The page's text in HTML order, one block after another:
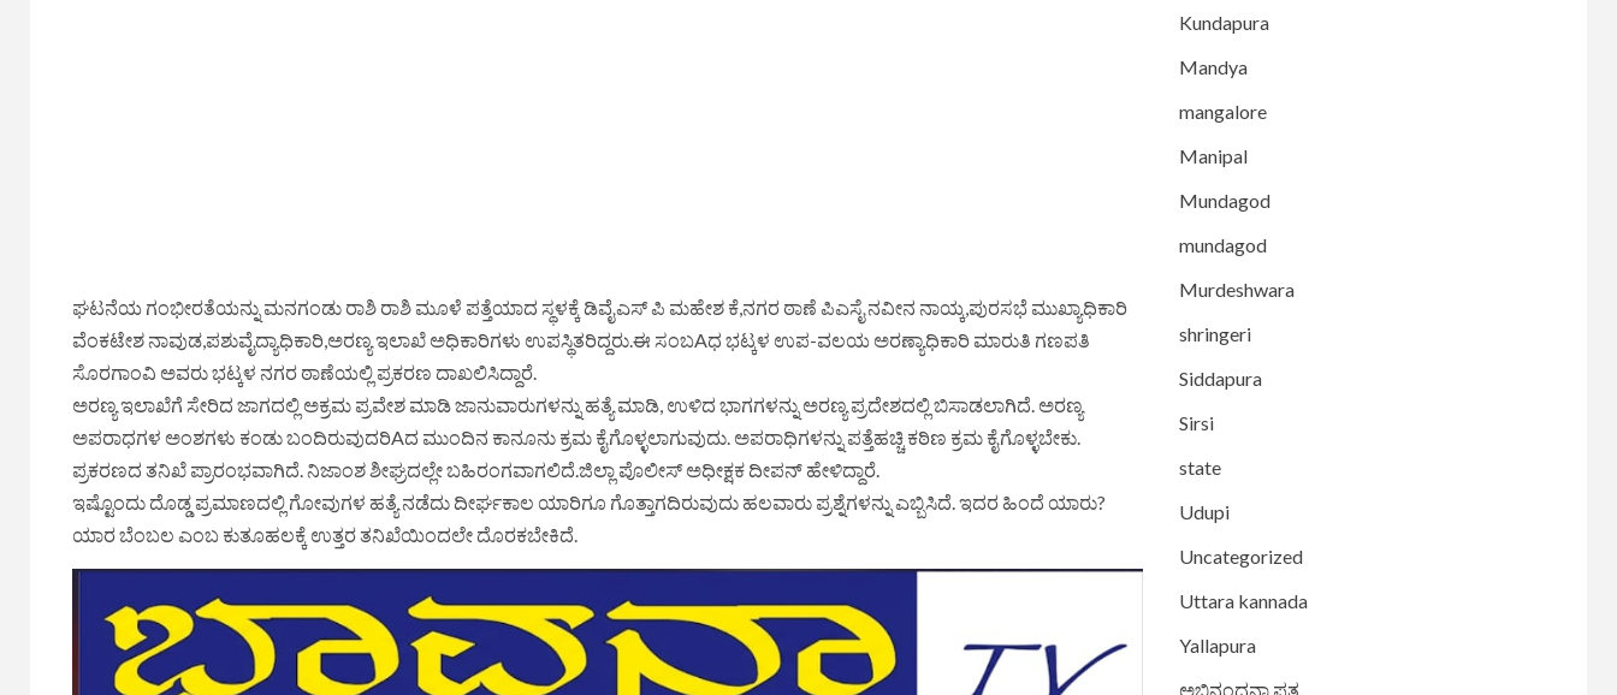
ಘಟನೆಯ ಗಂಭೀರತೆಯನ್ನು ಮನಗಂಡು ರಾಶಿ ರಾಶಿ ಮೂಳೆ ಪತ್ತೆಯಾದ ಸ್ಥಳಕ್ಕೆ ಡಿವೈಎಸ್ ಪಿ ಮಹೇಶ ಕೆ,ನಗರ ಠಾಣೆ ಪಿಎಸೈ ನವೀನ ನಾಯ್ಕ,ಪುರಸಭೆ ಮುಖ್ಯಾಧಿಕಾರಿ
ವೆಂಕಟೇಶ ನಾವುಡ,ಪಶುವೈದ್ಯಾಧಿಕಾರಿ,ಅರಣ್ಯ ಇಲಾಖೆ ಅಧಿಕಾರಿಗಳು ಉಪಸ್ಥಿತರಿದ್ದರು.ಈ ಸಂಬAಧ ಭಟ್ಕಳ ಉಪ-ವಲಯ ಅರಣ್ಯಾಧಿಕಾರಿ ಮಾರುತಿ ಗಣಪತಿ
ಸೊರಗಾಂವಿ ಅವರು ಭಟ್ಕಳ ನಗರ ಠಾಣೆಯಲ್ಲಿ ಪ್ರಕರಣ ದಾಖಲಿಸಿದ್ದಾರೆ.
ಅರಣ್ಯ ಇಲಾಖೆಗೆ ಸೇರಿದ ಜಾಗದಲ್ಲಿ ಅಕ್ರಮ ಪ್ರವೇಶ ಮಾಡಿ ಜಾನುವಾರುಗಳನ್ನು ಹತ್ಯೆ ಮಾಡಿ, ಉಳಿದ ಭಾಗಗಳನ್ನು ಅರಣ್ಯ ಪ್ರದೇಶದಲ್ಲಿ ಬಿಸಾಡಲಾಗಿದೆ. ಅರಣ್ಯ
ಅಪರಾಧಗಳ ಅಂಶಗಳು ಕಂಡು ಬಂದಿರುವುದರಿAದ ಮುಂದಿನ ಕಾನೂನು ಕ್ರಮ ಕೈಗೊಳ್ಳಲಾಗುವುದು. ಅಪರಾಧಿಗಳನ್ನು ಪತ್ತೆಹಚ್ಚಿ ಕಠಿಣ ಕ್ರಮ ಕೈಗೊಳ್ಳಬೇಕು.
ಪ್ರಕರಣದ ತನಿಖೆ ಪ್ರಾರಂಭವಾಗಿದೆ. ನಿಜಾಂಶ ಶೀಘ್ರದಲ್ಲೇ ಬಹಿರಂಗವಾಗಲಿದೆ.ಜಿಲ್ಲಾ ಪೊಲೀಸ್ ಅಧೀಕ್ಷಕ ದೀಪನ್ ಹೇಳಿದ್ದಾರೆ.
ಇಷ್ಟೊಂದು ದೊಡ್ಡ ಪ್ರಮಾಣದಲ್ಲಿ ಗೋವುಗಳ ಹತ್ಯೆ ನಡೆದು ದೀರ್ಘಕಾಲ ಯಾರಿಗೂ ಗೊತ್ತಾಗದಿರುವುದು ಹಲವಾರು ಪ್ರಶ್ನೆಗಳನ್ನು ಎಬ್ಬಿಸಿದೆ. ಇದರ ಹಿಂದೆ ಯಾರು?
ಯಾರ ಬೆಂಬಲ ಎಂಬ ಕುತೂಹಲಕ್ಕೆ ಉತ್ತರ ತನಿಖೆಯಿಂದಲೇ ದೊರಕಬೇಕಿದೆ.
Kundapura
Mandya
mangalore
Manipal
Mundagod
mundagod
Murdeshwara
shringeri
Siddapura
Sirsi
state
Udupi
Uncategorized
Uttara kannada
Yallapura
ಅಭಿನಂದನಾ ಪತ್ರ